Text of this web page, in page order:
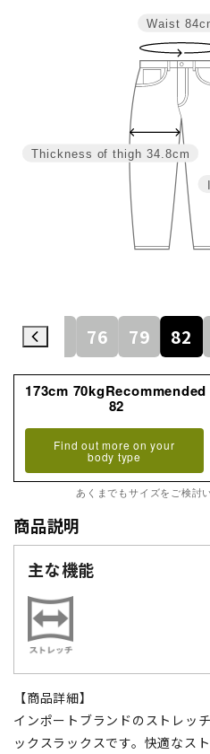
Thickness of thigh 34.8cm
Waist
73 76 79 82
173cm 70kgRecommended
82
Find out more on your
body type
あくまでもサイズをご検討
商品説明
主な機能
【商品詳細】
インポートブランドのストレッ
ックスラックスです。快適なス